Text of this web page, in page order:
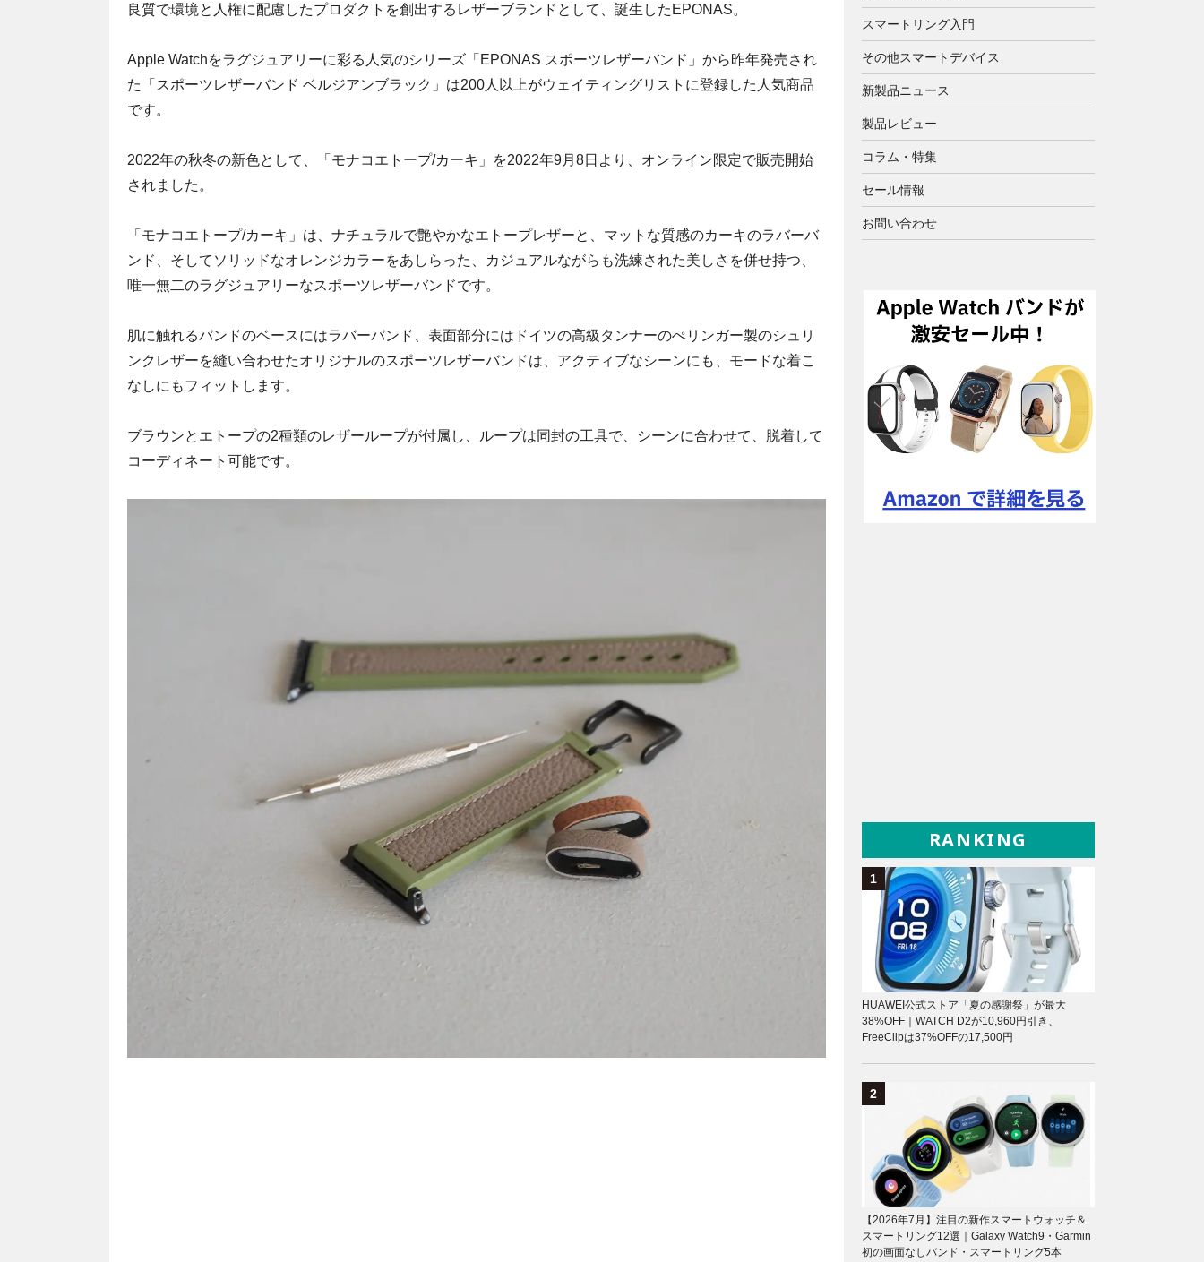
良質で環境と人権に配慮したプロダクトを創出するレザーブランドとして、誕生したEPONAS。
Apple Watchをラグジュアリーに彩る人気のシリーズ「EPONAS スポーツレザーバンド」から昨年発売され
た「スポーツレザーバンド ベルジアンブラック」は200人以上がウェイティングリストに登録した人気商品
です。
2022年の秋冬の新色として、「モナコエトープ/カーキ」を2022年9月8日より、オンライン限定で販売開始
されました。
「モナコエトープ/カーキ」は、ナチュラルで艶やかなエトープレザーと、マットな質感のカーキのラバーバ
ンド、そしてソリッドなオレンジカラーをあしらった、カジュアルながらも洗練された美しさを併せ持つ、
唯一無二のラグジュアリーなスポーツレザーバンドです。
肌に触れるバンドのベースにはラバーバンド、表面部分にはドイツの高級タンナーのぺリンガー製のシュリ
ンクレザーを縫い合わせたオリジナルのスポーツレザーバンドは、アクティブなシーンにも、モードな着こ
なしにもフィットします。
ブラウンとエトープの2種類のレザーループが付属し、ループは同封の工具で、シーンに合わせて、脱着して
コーディネート可能です。
スマートリング入門
その他スマートデバイス
新製品ニュース
製品レビュー
コラム・特集
セール情報
お問い合わせ
RANKING
HUAWEI公式ストア「夏の感謝祭」が最大
38%OFF｜WATCH D2が10,960円引き、
FreeClipは37%OFFの17,500円
【2026年7月】注目の新作スマートウォッチ＆
スマートリング12選｜Galaxy Watch9・Garmin
初の画面なしバンド・スマートリング5本